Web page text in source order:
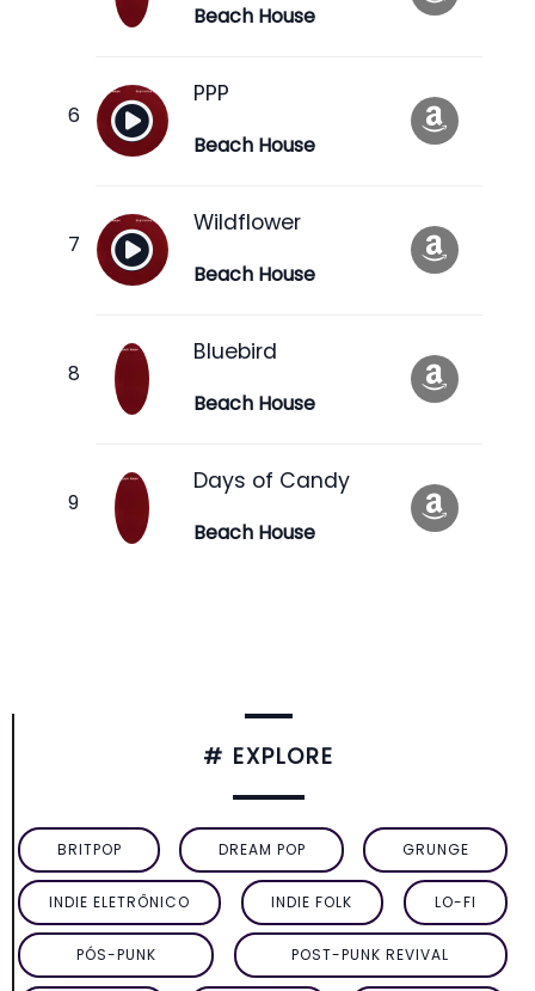
Beach House
PPP
Beach House
Wildflower
Beach House
Bluebird
Beach House
Days of Candy
Beach House
# EXPLORE
BRITPOP DREAM POP GRUNGE
INDIE ELETRÔNICO INDIE FOLK LO-FI
PÓS-PUNK POST-PUNK REVIVAL